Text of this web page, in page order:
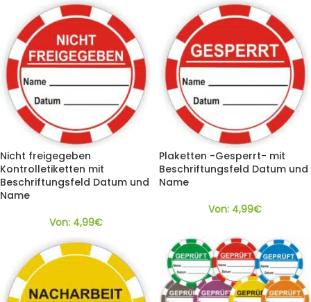
Nicht freigegeben
Kontrolletiketten mit
Beschriftungsfeld Datum und
Name
Von: 4,99€
Plaketten -Gesperrt- mit
Beschriftungsfeld Datum und
Name
Von: 4,99€